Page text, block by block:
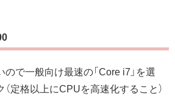
で一般向け最速の「Core i7」を選
定格以上にCPUを高速化すること）